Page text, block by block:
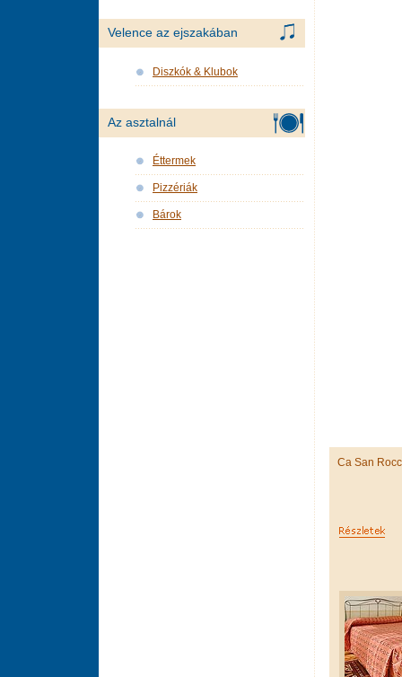
Ca San
Velence az ejszakában
Diszkók & Klubok
Az asztalnál
Éttermek
Pizzériák
Bárok